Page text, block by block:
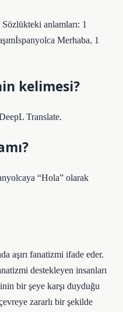
anlamları: 1
Merhaba, 1
kelimesi?
Translate.
“Hola” olarak
aşırı fanatizmi ifade eder.
destekleyen insanları
bir şeye karşı duyduğu
zararlı bir şekilde